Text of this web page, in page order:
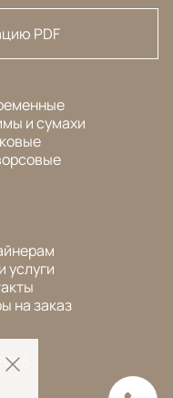
PDF
и сумахи
услуги
на заказ